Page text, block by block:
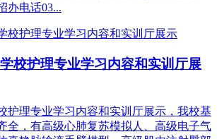
办电话03...
校护理专业学习内容和实训厅展
护理专业学习内容和实训厅展示，我校基
全，有高级心肺复苏模拟人、高级电子气